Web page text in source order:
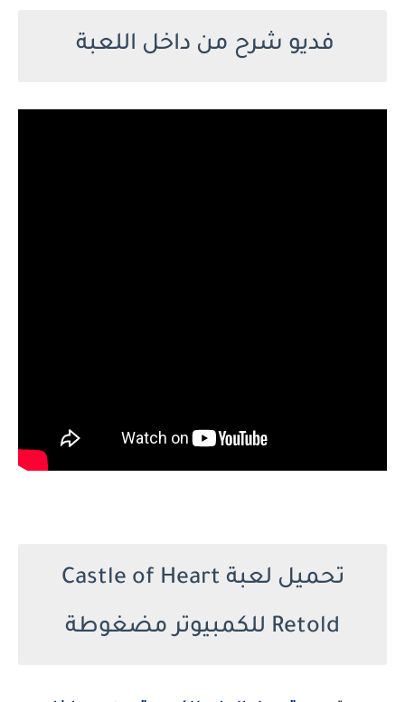
فديو شرح من داخل اللعبة
تحميل لعبة Castle of Heart
Retold للكمبيوتر مضغوطة